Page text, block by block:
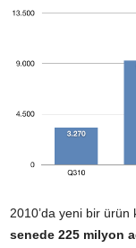
2010’da yeni bir
senede 225 milyon